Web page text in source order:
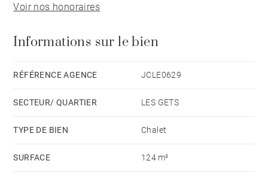
Voir nos honoraires
Informations sur le bien
RÉFÉRENCE AGENCE JCLE0629
SECTEUR/ QUARTIER LES GETS
TYPE DE BIEN Chalet
SURFACE 124 m²